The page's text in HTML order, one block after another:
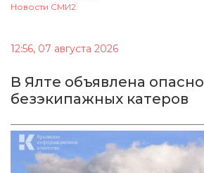
Новости СМИ2
12:56, 07 августа 2026
В Ялте объявлена
безэкипажных катеров